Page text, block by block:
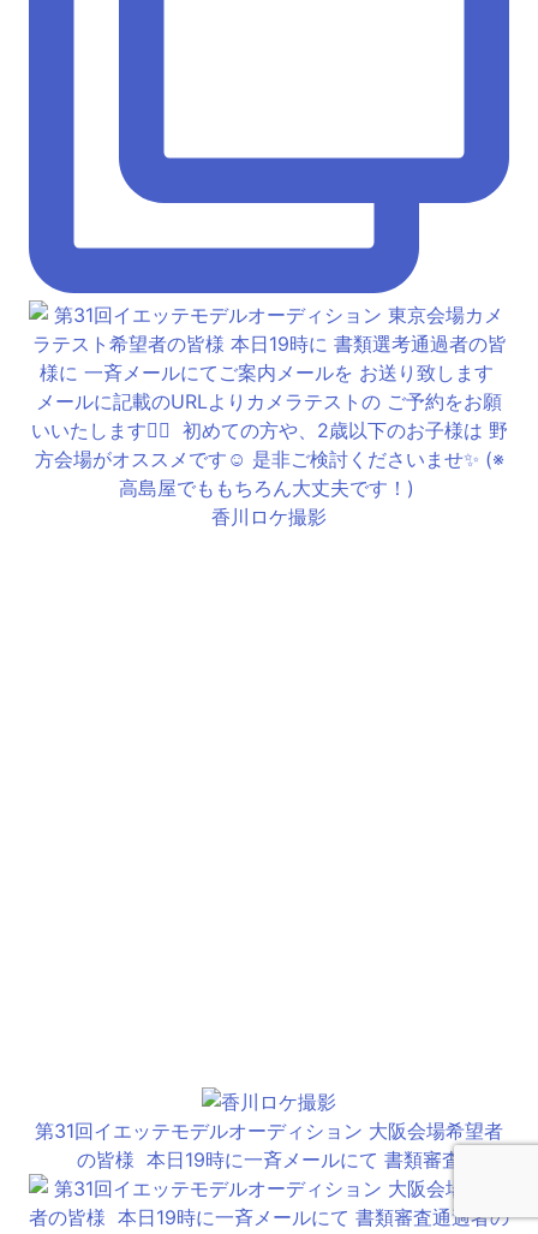
香川ロケ撮影
第31回イエッテモデルオーディション 大阪会場希望者
の皆様 ⁡ 本日19時に一斉メールにて 書類審査